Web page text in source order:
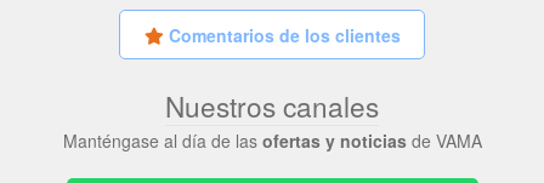
Comentarios de los clientes
Nuestros canales
Manténgase al día de las ofertas y noticiasde VAMA